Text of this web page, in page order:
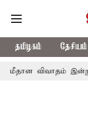
தமிழகம் தேசியம்
இன்று தொடக்கம்: